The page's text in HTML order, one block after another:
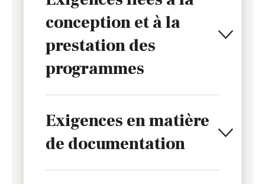
conception et à la
prestation des
programmes
Exigences en matière
de documentation